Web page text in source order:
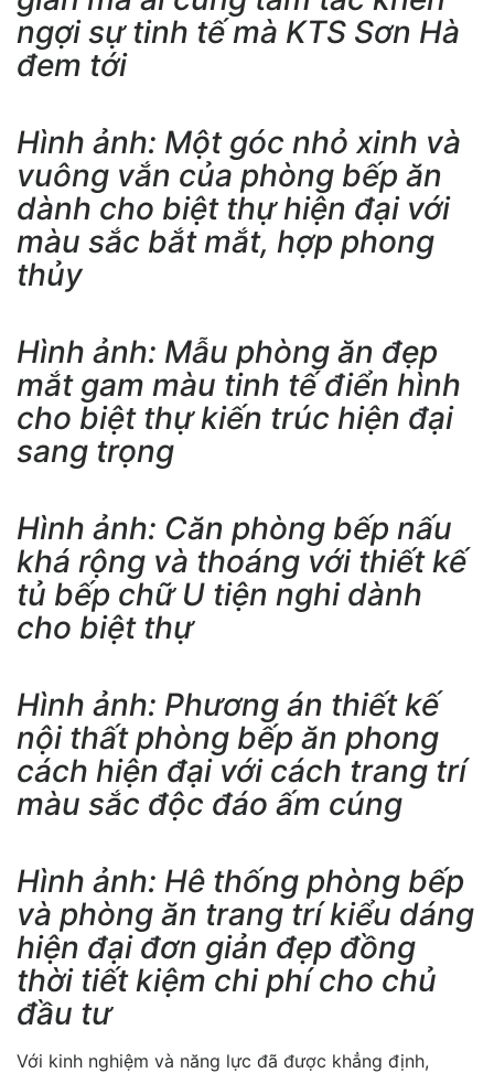
ngợi sự tinh tế mà KTS Sơn Hà
đem tới
Hình ảnh: Một góc nhỏ xinh và
vuông vắn của phòng bếp ăn
dành cho biệt thự hiện đại với
màu sắc bắt mắt, hợp phong
thủy
Hình ảnh: Mẫu phòng ăn đẹp
mắt gam màu tinh tế điển hình
cho biệt thự kiến trúc hiện đại
sang trọng
Hình ảnh: Căn phòng bếp nấu
khá rộng và thoáng với thiết kế
tủ bếp chữ U tiện nghi dành
cho biệt thự
Hình ảnh: Phương án thiết kế
nội thất phòng bếp ăn phong
cách hiện đại với cách trang trí
màu sắc độc đáo ấm cúng
Hình ảnh: Hê thống phòng bếp
và phòng ăn trang trí kiểu dáng
hiện đại đơn giản đẹp đồng
thời tiết kiệm chi phí cho chủ
đầu tư
Với kinh nghiệm và năng lực đã được khẳng định,